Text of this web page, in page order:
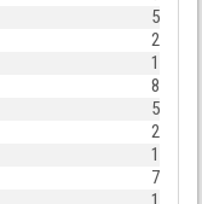
5
2
1
8
5
2
1
7